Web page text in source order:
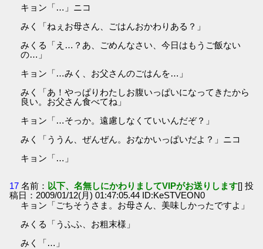
キョン「…」ニコ
みく「ねぇお母さん、ごはんおかわりある？」
みくる「え…？あ、ごめんなさい、今日はもうご飯ない
の…」
キョン「…みく、お父さんのごはんを…」
みく「あ！やっぱりわたしお腹いっぱいになってきたから
良い。お父さん食べてね」
キョン「…そっか。遠慮しなくていいんだぞ？」
みく「ううん、ぜんぜん。おなかいっぱいだよ？」ニコ
キョン「…」
17 名前： 以下、名無しにかわりましてVIPがお送りします[] 投
稿日：2009/01/12(月) 01:47:05.44 ID:KeSTVEON0
キョン「ごちそうさま。お母さん、美味しかったですよ」
みくる「うふふ、お粗末様」
みく「…」